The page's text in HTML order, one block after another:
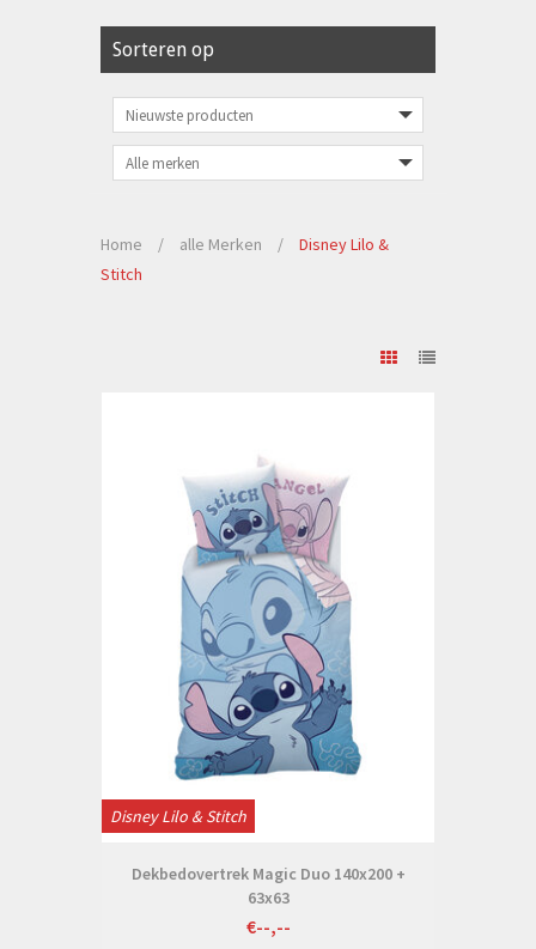
Sorteren op
Home / alle Merken /
Disney Lilo &
Stitch
Disney Lilo & Stitch
Dekbedovertrek Magic Duo 140x200 +
63x63
€--,--